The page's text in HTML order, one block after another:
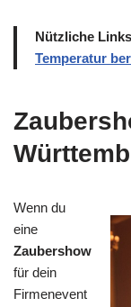
Nützliche
Temperatur
Wenn du
eine
Zaubershow
für dein
Firmenevent